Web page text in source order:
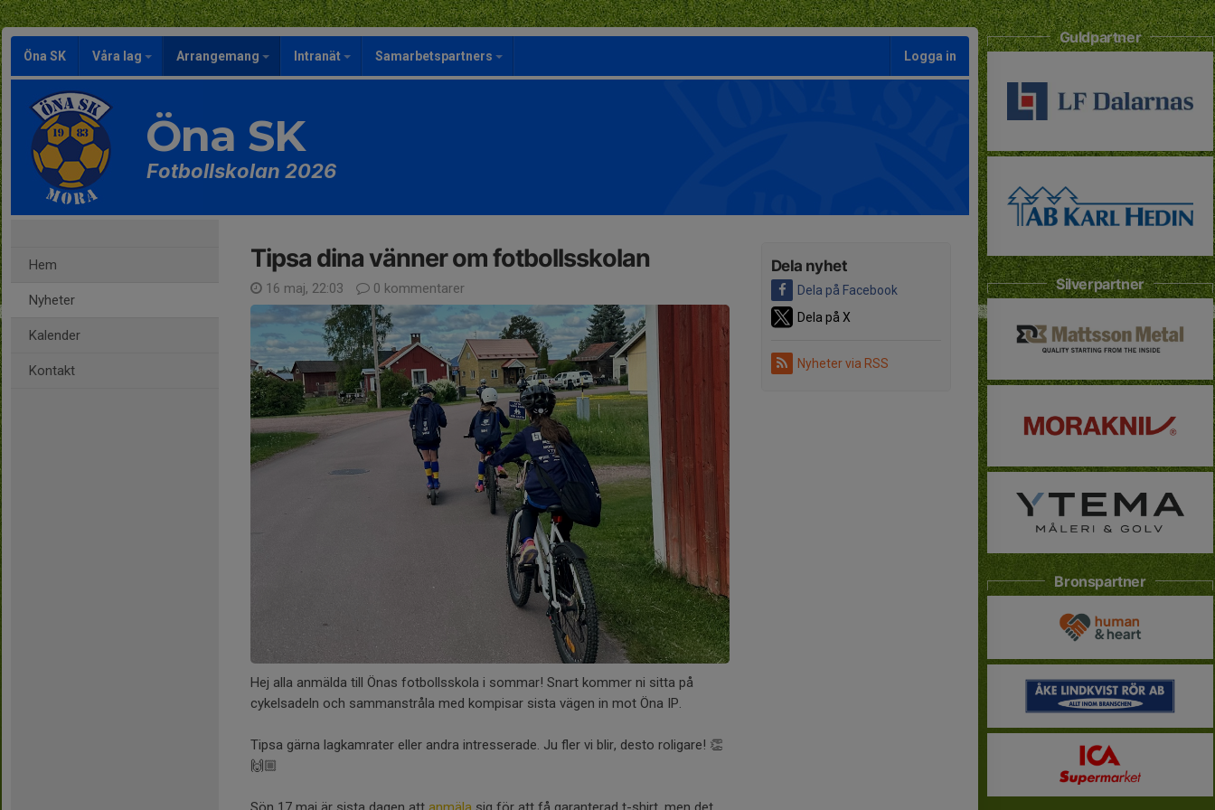
Öna SK Våra lag Arrangemang Intranät Samarbetspartners Logga in
Öna SK
Fotbollskolan 2026
Hem
Nyheter
Kalender
Kontakt
Dela nyhet
Dela på Facebook
Dela på X
Nyheter via RSS
Tipsa dina vänner om fotbollsskolan
16 maj, 22:03 0 kommentarer
Hej alla anmälda till Önas fotbollsskola i sommar! Snart kommer ni sitta på
cykelsadeln och sammanstråla med kompisar sista vägen in mot Öna IP.
Tipsa gärna lagkamrater eller andra intresserade. Ju fler vi blir, desto roligare! 👏
🙌🏼
Guldpartner
Silverpartner
Bronspartner